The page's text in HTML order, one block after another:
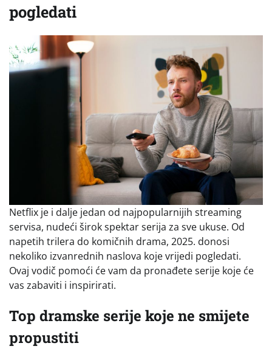
pogledati
Netflix je i dalje jedan od najpopularnijih streaming
servisa, nudeći širok spektar serija za sve ukuse. Od
napetih trilera do komičnih drama, 2025. donosi
nekoliko izvanrednih naslova koje vrijedi pogledati.
Ovaj vodič pomoći će vam da pronađete serije koje će
vas zabaviti i inspirirati.
Top dramske serije koje ne smijete
propustiti